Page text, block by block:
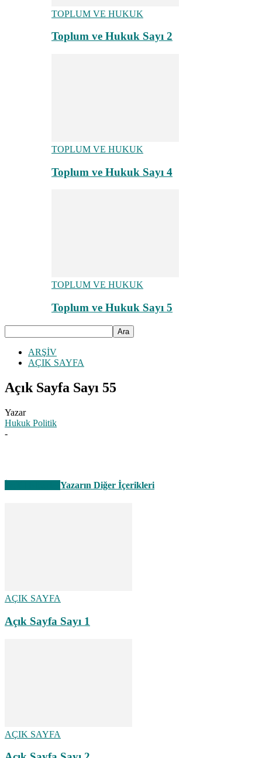
TOPLUM VE HUKUK
Toplum ve Hukuk Sayı 2
TOPLUM VE HUKUK
Toplum ve Hukuk Sayı 4
TOPLUM VE HUKUK
Toplum ve Hukuk Sayı 5
ARŞİV
AÇIK SAYFA
Açık Sayfa Sayı 55
Yazar
Hukuk Politik
-
Yazarın Diğer İçerikleri
AÇIK SAYFA
Açık Sayfa Sayı 1
AÇIK SAYFA